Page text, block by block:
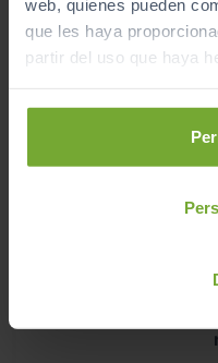
web, quienes pueden
que les haya
partir del uso que haya